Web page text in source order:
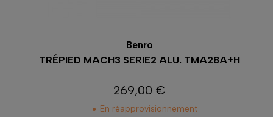
Benro
TRÉPIED MACH3 SERIE2 ALU. TMA28A+H
Prix
269,00 €
En réapprovisionnement